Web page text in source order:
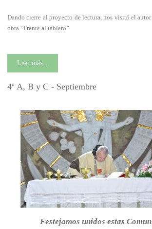
Dando cierre al proyecto de lectura, nos visitó el
obra “Frente al tablero”
Leer más...
4º A, B y C - Septiembre
Festejamos unidos estas